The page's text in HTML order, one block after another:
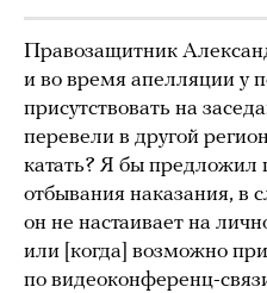
Правозащитник
и во время апелляции у
присутствовать на
перевели в другой
катать? Я бы предложил
отбывания наказания, в
он не настаивает на
или [когда] возможно
по видеоконференц-